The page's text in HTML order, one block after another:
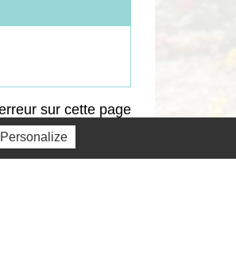
sur cette page
Personalize